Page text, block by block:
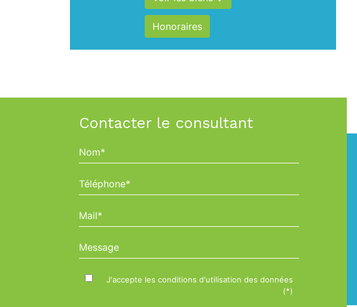
Honoraires
Contacter le consultant
Nom*
Téléphone*
Mail*
Message
J'accepte les conditions d'utilisation des données
(*)